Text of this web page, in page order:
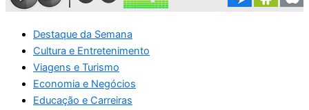
Destaque da Semana
Cultura e Entretenimento
Viagens e Turismo
Economia e Negócios
Educação e Carreiras